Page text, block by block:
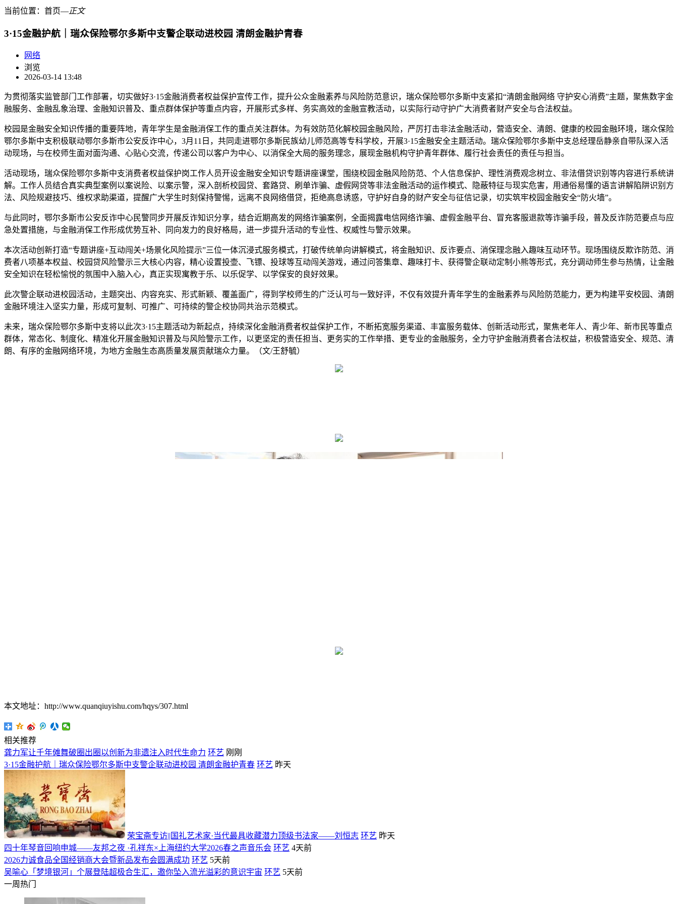
当前位置： 首页―正文
3·15金融护航｜瑞众保险鄂尔多斯中支警企联动进校园 清朗金融护青春
网络
浏览
2026-03-14 13:48
为贯彻落实监管部门工作部署，切实做好3·15金融消费者权益保护宣传工作，提升公众金融素养与风险防范意识，瑞众保险鄂尔多斯中支紧扣“清朗金融网络 守护安心消费”主题，聚焦数字金
融服务、金融乱象治理、金融知识普及、重点群体保护等重点内容，开展形式多样、务实高效的金融宣教活动，以实际行动守护广大消费者财产安全与合法权益。
校园是金融安全知识传播的重要阵地，青年学生是金融消保工作的重点关注群体。为有效防范化解校园金融风险，严厉打击非法金融活动，营造安全、清朗、健康的校园金融环境，瑞众保险
鄂尔多斯中支积极联动鄂尔多斯市公安反诈中心，3月11日，共同走进鄂尔多斯民族幼儿师范高等专科学校，开展3·15金融安全主题活动。瑞众保险鄂尔多斯中支总经理岳静亲自带队深入活
动现场，与在校师生面对面沟通、心贴心交流，传递公司以客户为中心、以消保全大局的服务理念，展现金融机构守护青年群体、履行社会责任的责任与担当。
活动现场，瑞众保险鄂尔多斯中支消费者权益保护岗工作人员开设金融安全知识专题讲座课堂，围绕校园金融风险防范、个人信息保护、理性消费观念树立、非法借贷识别等内容进行系统讲
解。工作人员结合真实典型案例以案说险、以案示警，深入剖析校园贷、套路贷、刷单诈骗、虚假网贷等非法金融活动的运作模式、隐蔽特征与现实危害，用通俗易懂的语言讲解陷阱识别方
法、风险规避技巧、维权求助渠道，提醒广大学生时刻保持警惕，远离不良网络借贷，拒绝高息诱惑，守护好自身的财产安全与征信记录，切实筑牢校园金融安全“防火墙”。
与此同时，鄂尔多斯市公安反诈中心民警同步开展反诈知识分享，结合近期高发的网络诈骗案例，全面揭露电信网络诈骗、虚假金融平台、冒充客服退款等诈骗手段，普及反诈防范要点与应
急处置措施，与金融消保工作形成优势互补、同向发力的良好格局，进一步提升活动的专业性、权威性与警示效果。
本次活动创新打造“专题讲座+互动闯关+场景化风险提示”三位一体沉浸式服务模式，打破传统单向讲解模式，将金融知识、反诈要点、消保理念融入趣味互动环节。现场围绕反欺诈防范、消
费者八项基本权益、校园贷风险警示三大核心内容，精心设置投壶、飞镖、投球等互动闯关游戏，通过问答集章、趣味打卡、获得警企联动定制小熊等形式，充分调动师生参与热情，让金融
安全知识在轻松愉悦的氛围中入脑入心，真正实现寓教于乐、以乐促学、以学保安的良好效果。
此次警企联动进校园活动，主题突出、内容充实、形式新颖、覆盖面广，得到学校师生的广泛认可与一致好评，不仅有效提升青年学生的金融素养与风险防范能力，更为构建平安校园、清朗
金融环境注入坚实力量，形成可复制、可推广、可持续的警企校协同共治示范模式。
未来，瑞众保险鄂尔多斯中支将以此次3·15主题活动为新起点，持续深化金融消费者权益保护工作，不断拓宽服务渠道、丰富服务载体、创新活动形式，聚焦老年人、青少年、新市民等重点
群体，常态化、制度化、精准化开展金融知识普及与风险警示工作，以更坚定的责任担当、更务实的工作举措、更专业的金融服务，全力守护金融消费者合法权益，积极营造安全、规范、清
朗、有序的金融网络环境，为地方金融生态高质量发展贡献瑞众力量。（文/王舒毓）
本文地址：http://www.quanqiuyishu.com/hqys/307.html
相关推荐
龚力军让千年傩舞破圈出圈以创新为非遗注入时代生命力 环艺 刚刚
3·15金融护航｜瑞众保险鄂尔多斯中支警企联动进校园 清朗金融护青春 环艺 昨天
荣宝斋专访||国礼艺术家·当代最具收藏潜力顶级书法家——刘恒志 环艺 昨天
四十年琴音回响申城——友邦之夜 ·孔祥东×上海纽约大学2026春之声音乐会 环艺 4天前
2026力诚食品全国经销商大会暨新品发布会圆满成功 环艺 5天前
吴喻心「梦境银河」个展登陆超极合生汇，邀你坠入流光溢彩的意识宇宙 环艺 5天前
一周热门